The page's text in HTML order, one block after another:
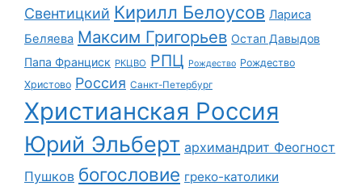
Свентицкий Кирилл Белоусов Лариса
Беляева Максим Григорьев Остап Давыдов
Папа Франциск РКЦВО РПЦ Рождество Рождество
Христово Россия Санкт-Петербург
Христианская Россия
Юрий Эльберт архимандрит Феогност
Пушков богословие греко-католики